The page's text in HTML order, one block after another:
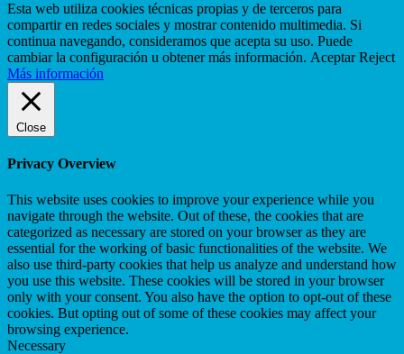
Esta web utiliza cookies técnicas propias y de terceros para
compartir en redes sociales y mostrar contenido multimedia. Si
continua navegando, consideramos que acepta su uso. Puede
cambiar la configuración u obtener más información. Aceptar Reject
Más información
Close
Privacy Overview
This website uses cookies to improve your experience while you
navigate through the website. Out of these, the cookies that are
categorized as necessary are stored on your browser as they are
essential for the working of basic functionalities of the website. We
also use third-party cookies that help us analyze and understand how
you use this website. These cookies will be stored in your browser
only with your consent. You also have the option to opt-out of these
cookies. But opting out of some of these cookies may affect your
browsing experience.
Necessary